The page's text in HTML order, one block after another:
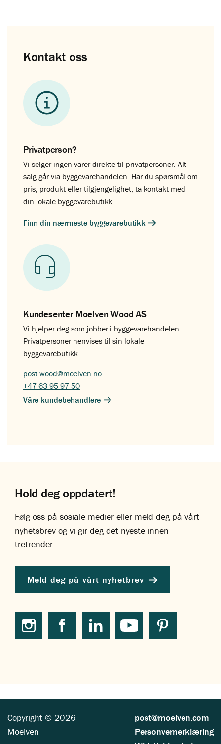
Kontakt oss
Privatperson?
Vi selger ingen varer direkte til privatpersoner. Alt
salg går via byggevarehandelen. Har du spørsmål om
pris, produkt eller tilgjengelighet, ta kontakt med
din lokale byggevarebutikk.
Finn din nærmeste byggevarebutikk
Kundesenter Moelven Wood AS
Vi hjelper deg som jobber i byggevarehandelen.
Privatpersoner henvises til sin lokale
byggevarebutikk.
post.wood@moelven.no
+47 63 95 97 50
Våre kundebehandlere
Hold deg oppdatert!
Følg oss på sosiale medier eller meld deg på vårt
nyhetsbrev og vi gir deg det nyeste innen
tretrender
Meld deg på vårt nyhetbrev
Copyright © 2026
Moelven
post@moelven.com
Personvernerklæring